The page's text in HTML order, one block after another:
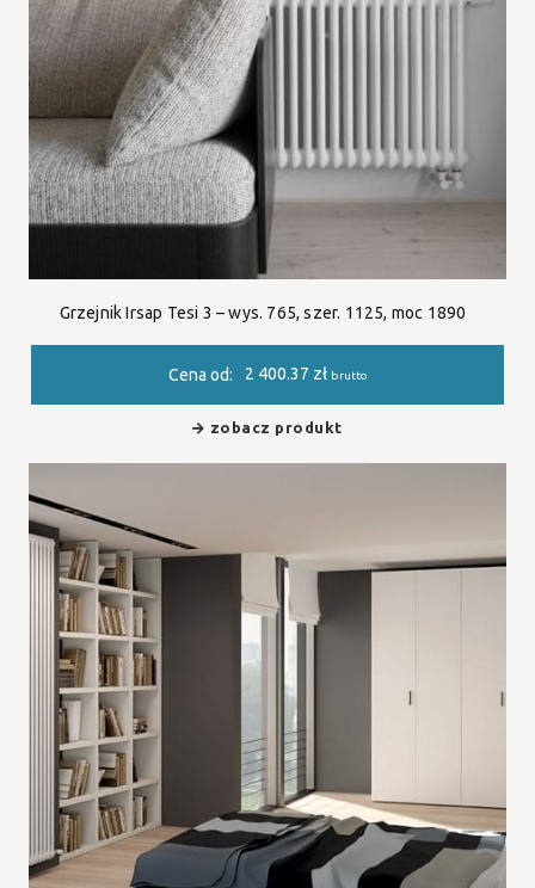
Grzejnik Irsap Tesi 3 – wys. 765, szer. 1125, moc 1890
Cena od: 2 400.37 zł brutto
zobacz produkt